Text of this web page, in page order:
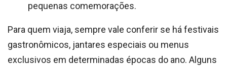
pequenas comemorações.
Para quem viaja, sempre vale conferir se há festivais
gastronômicos, jantares especiais ou menus
exclusivos em determinadas épocas do ano. Alguns